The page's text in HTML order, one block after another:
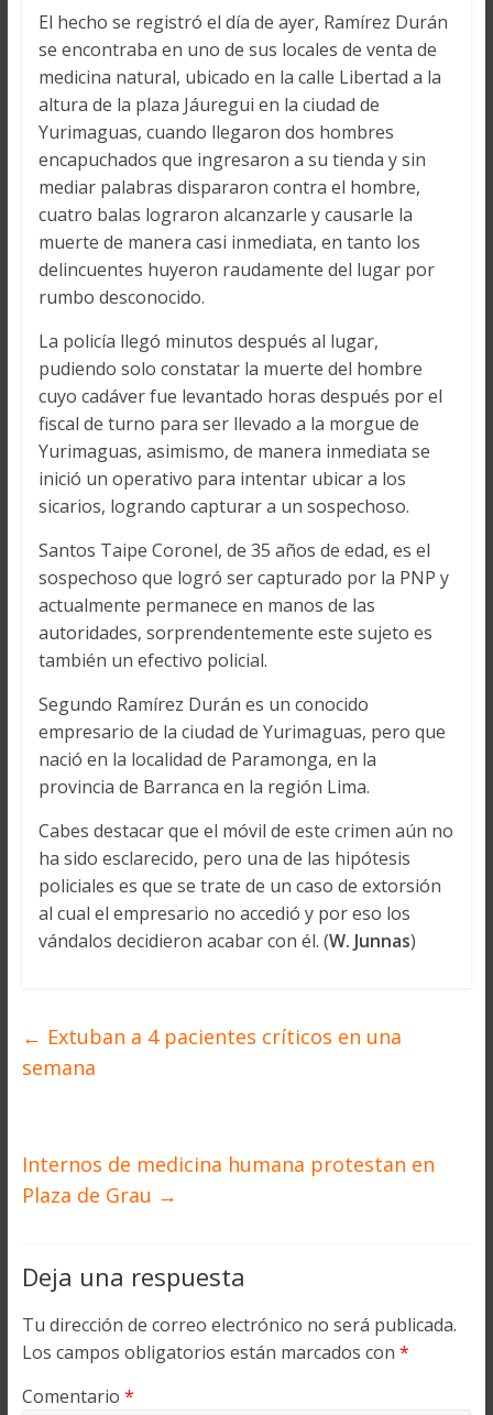
El hecho se registró el día de ayer, Ramírez Durán
se encontraba en uno de sus locales de venta de
medicina natural, ubicado en la calle Libertad a la
altura de la plaza Jáuregui en la ciudad de
Yurimaguas, cuando llegaron dos hombres
encapuchados que ingresaron a su tienda y sin
mediar palabras dispararon contra el hombre,
cuatro balas lograron alcanzarle y causarle la
muerte de manera casi inmediata, en tanto los
delincuentes huyeron raudamente del lugar por
rumbo desconocido.
La policía llegó minutos después al lugar,
pudiendo solo constatar la muerte del hombre
cuyo cadáver fue levantado horas después por el
fiscal de turno para ser llevado a la morgue de
Yurimaguas, asimismo, de manera inmediata se
inició un operativo para intentar ubicar a los
sicarios, logrando capturar a un sospechoso.
Santos Taipe Coronel, de 35 años de edad, es el
sospechoso que logró ser capturado por la PNP y
actualmente permanece en manos de las
autoridades, sorprendentemente este sujeto es
también un efectivo policial.
Segundo Ramírez Durán es un conocido
empresario de la ciudad de Yurimaguas, pero que
nació en la localidad de Paramonga, en la
provincia de Barranca en la región Lima.
Cabes destacar que el móvil de este crimen aún no
ha sido esclarecido, pero una de las hipótesis
policiales es que se trate de un caso de extorsión
al cual el empresario no accedió y por eso los
vándalos decidieron acabar con él. (W. Junnas)
← Extuban a 4 pacientes críticos en una
semana
Internos de medicina humana protestan en
Plaza de Grau →
Deja una respuesta
Tu dirección de correo electrónico no será publicada.
Los campos obligatorios están marcados con *
Comentario *